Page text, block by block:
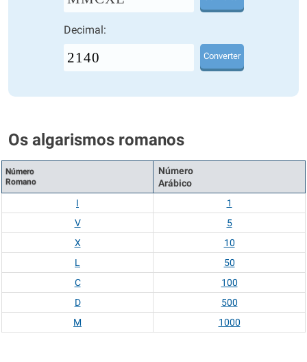
Decimal:
Converter
Os algarismos romanos
Número
Romano
Número
Arábico
I
1
V
5
X
10
L
50
C
100
D
500
M
1000